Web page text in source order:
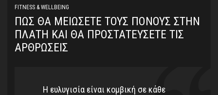
FITNESS & WELLBEING
ΠΏΣ ΘΑ ΜΕΙΏΣΕΤΕ ΤΟΥΣ ΠΌΝΟΥΣ ΣΤΗΝ
ΠΛΆΤΗ ΚΑΙ ΘΑ ΠΡΟΣΤΑΤΕΎΣΕΤΕ ΤΙΣ
ΑΡΘΡΏΣΕΙΣ
Η ευλυγισία είναι κομβική σε κάθε